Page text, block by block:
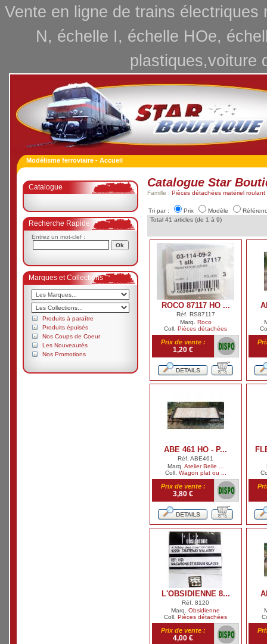
Vente en ligne de trains
N, échelle I, échelle HOe,
plastiques,voiture
Modélisme ferroviaire - Accueil
Catalogue
Recherche Rapide
Entrez un mot-clef :
Marques et Collections
Produits à paraître
Produits épuisés
Nos Coups de Coeur
Les Nouveautés
Nos Promotions
Catalogue Star
Famille : Pièces détachées matériel roulant
Tri par : Prix Modèle
Total 41 articles (de 1 à 9)
ROCO 87117 HO ...
Réf. RS87117
Marq. Roco
Coll. Pièces détachées
Prix de vente :
1,20 €
ABE 461 HO - P...
Réf. ABE461
Marq. Atelier Belle ...
Coll. Wagon plat ou ...
Prix de vente :
3,80 €
L'OBSIDIENNE 8...
Réf. 8120
Marq. Obsidienne
Coll. Pièces détachées
Prix de vente :
4,00 €